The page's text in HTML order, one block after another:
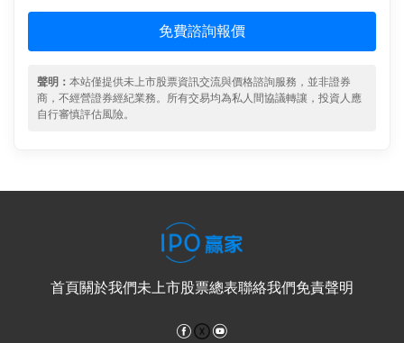
免費諮詢報價
聲明： 本站僅提供未上市股票資訊交流與價格諮詢服務，並非證券
商，不經營證券經紀業務。所有交易均為私人間協議轉讓，投資人應
自行審慎評估風險。
首頁關於我們未上市股票總表聯絡我們免責聲明
Facebook